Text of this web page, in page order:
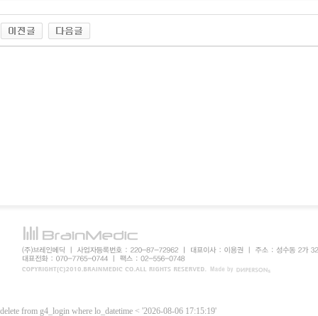
delete from g4_login where lo_datetime < '2026-08-06 17:15:19'